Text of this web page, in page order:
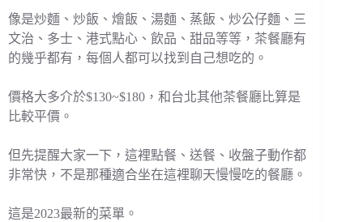
像是炒麵、炒飯、燴飯、湯麵、蒸飯、炒公仔麵、三
文治、多士、港式點心、飲品、甜品等等，茶餐廳有
的幾乎都有，每個人都可以找到自己想吃的。
價格大多介於$130~$180，和台北其他茶餐廳比算是
比較平價。
但先提醒大家一下，這裡點餐、送餐、收盤子動作都
非常快，不是那種適合坐在這裡聊天慢慢吃的餐廳。
這是2023最新的菜單。